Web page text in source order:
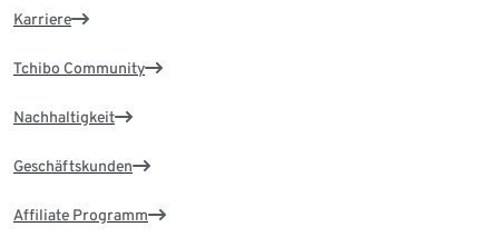
Karriere
Tchibo Community
Nachhaltigkeit
Geschäftskunden
Affiliate Programm